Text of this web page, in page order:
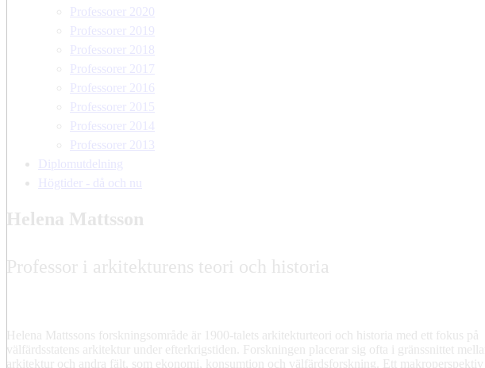
Professorer 2020
Professorer 2019
Professorer 2018
Professorer 2017
Professorer 2016
Professorer 2015
Professorer 2014
Professorer 2013
Diplomutdelning
Högtider - då och nu
Helena Mattsson
Professor i arkitekturens teori och historia
Helena Mattssons forskningsområde är 1900-talets arkitekturteori och historia med ett fokus på
välfärdsstatens arkitektur under efterkrigstiden. Forskningen placerar sig ofta i gränssnittet mellan
arkitektur och andra fält, som ekonomi, konsumtion och välfärdsforskning. Ett makroperspektiv